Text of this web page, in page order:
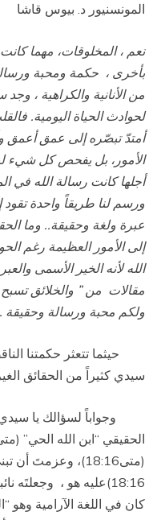
المونسنيور د. بيوس قاشا
نعم ، المخلوقات، مهما
بأخرى ، حكمة ومحبة
من الأنانية والكراهية ،
لحوادث الحياة اليومية.
أمتدّ تبصّره إلى عمق أعمق
الأمور، بل يفحص كل شيء
أجلها كانت رسالة الله في
ورسم لنا طريقاً واحدة تقود
عبرة ولغة وحقيقة.. وما
إلى الأمور العظيمة رغم
الله لأنه الخير الأسمى
مقالات من ” والخلائق
ولكم محبة ورسالة وحقيقة .
حيثما تتعثر حكمتنا
سيدي كثيراً من الحقائق
وجواباً لسؤالك يا
(متى18:16)،
18:16)عليه هو ،
كان في اللغة الآرامية وهو